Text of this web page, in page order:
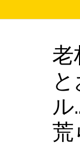
老